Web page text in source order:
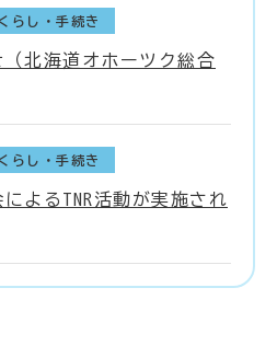
らし・手続き
北海道オホーツク総合
らし・手続き
よるTNR活動が実施され